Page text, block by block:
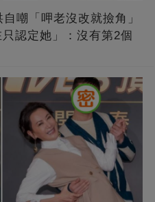
嘲「呷老沒改就撿角」
認定她」：沒有第2個